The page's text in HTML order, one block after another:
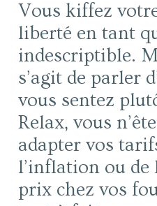
Vous kiffez
liberté en tant
indescriptible.
s’agit de parler
vous sentez
Relax, vous
adapter vos
l’inflation ou de
prix chez vos